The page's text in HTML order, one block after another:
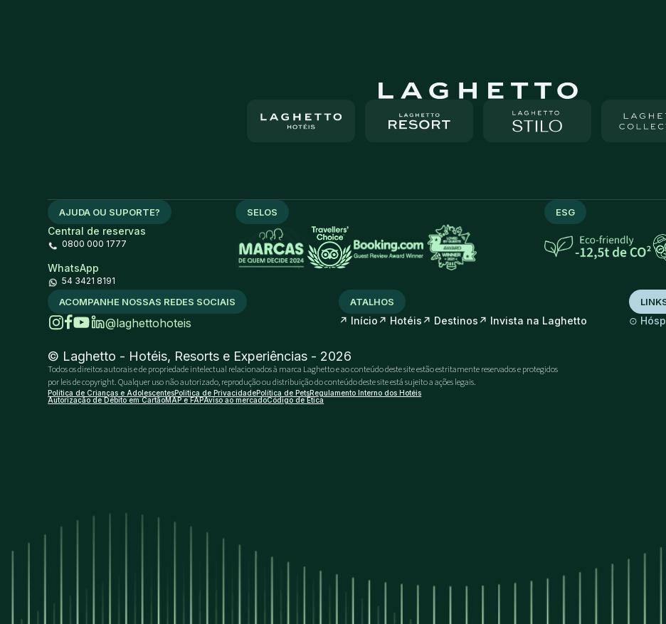
AJUDA OU SUPORTE?
Central de reservas
0800 000 1777
WhatsApp
54 3421 8191
SELOS ESG
ACOMPANHE NOSSAS REDES SOCIAIS
@laghettohoteis
ATALHOS
↗ Início ↗ Hotéis ↗ Destinos ↗ Invista na Laghetto ⊙
© Laghetto - Hotéis, Resorts e Experiências - 2026
Todos os direitos autorais e de propriedade intelectual relacionados à marca Laghetto e ao conteúdo deste site estão estritamente reservados e protegidos
por leis de copyright. Qualquer uso não autorizado, reprodução ou distribuição do conteúdo deste site está sujeito a ações legais.
Política de Crianças e AdolescentesPolítica de PrivacidadePolítica de PetsRegulamento Interno dos Hotéis
Autorização de Débito em CartãoMAP e FAPAviso ao mercadoCódigo de Ética